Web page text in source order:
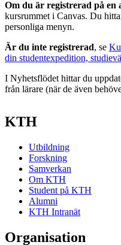
Om du är registrerad på en
kursrummet i Canvas. Du
personliga menyn.
Är du inte registrerad, se
din studentexpedition,
I Nyhetsflödet hittar du
från lärare (när de även
KTH
Utbildning
Forskning
Samverkan
Om KTH
Student på KTH
Alumni
KTH Intranät
Organisation